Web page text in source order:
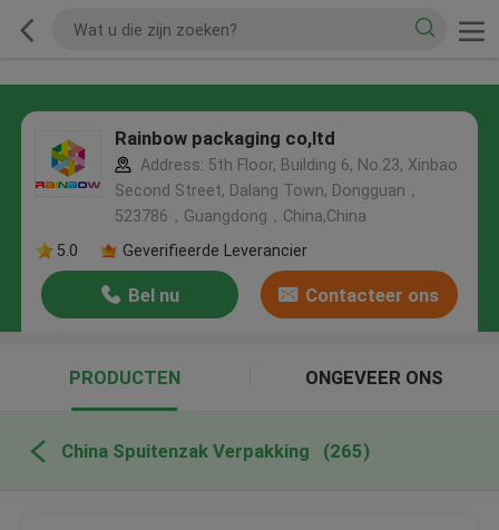
Rainbow packaging co,ltd
Address: 5th Floor, Building 6, No.23, Xinbao
Second Street, Dalang Town, Dongguan，
523786，Guangdong，China,China
5.0
Geverifieerde Leverancier
Bel nu Contacteer ons
PRODUCTEN ONGEVEER ONS
China Spuitenzak Verpakking (265)